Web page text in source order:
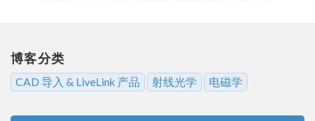
博客分类
CAD 导入 & LiveLink 产品 射线光学 电磁学